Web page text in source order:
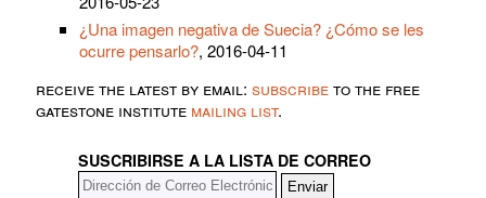
¿Una imagen negativa de Suecia? ¿Cómo se les
ocurre pensarlo?, 2016-04-11
receive the latest by email: subscribeto the free
gatestone institute mailing list.
SUSCRIBIRSE A LA LISTA DE CORREO